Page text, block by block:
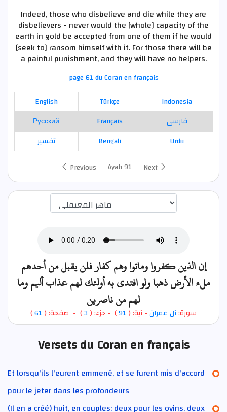
Indeed, those who disbelieve and die while they are
disbelievers - never would the [whole] capacity of the
earth in gold be accepted from one of them if he would
[seek to] ransom himself with it. For those there will be
a painful punishment, and they will have no helpers.
page 61 du Coran en français
English
Türkçe
Indonesia
Русский
Français
فارسی
تفسير
Bengali
Urdu
Previous
Ayah 91 Next
إن الذين كفروا وماتوا وهم كفار فلن يقبل من أحدهم
ملء الأرض ذهبا ولو افتدى به أولئك لهم عذاب أليم وما
لهم من ناصرين
سورة:آل عمران- آية: ( 91
) - جزء: (3) - صفحة: ( 61
)
Versets du Coran en français
Et lorsqu'ils l'eurent emmené, et se furent mis d'accord
pour le jeter dans les profondeurs
(Il en a créé) huit, en couples: deux pour les ovins, deux